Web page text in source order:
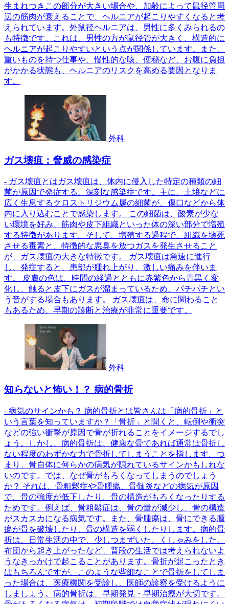
生まれつきこの部分が大きい場合や、加齢によって鼠径管周
辺の筋肉が衰えることで、ヘルニアが起こりやすくなると考
えられています。外鼠径ヘルニアは、男性に多くみられるの
も特徴です。これは、男性の方が鼠径管が大きく、構造的に
ヘルニアが起こりやすいという点が関係しています。また、
重いものを持つ仕事や、慢性的な咳、便秘など、お腹に負担
がかかる状態も、ヘルニアのリスクを高める要因となりま
す。
外科
ガス壊疽：脅威の感染症
- ガス壊疽とはガス壊疽は、体内に侵入した特定の種類の細
菌が原因で発症する、深刻な感染症です。主に、土壌などに
広く生息するクロストリジウム属の細菌が、傷口などから体
内に入り込むことで感染します。 この細菌は、酸素が少な
い環境を好み、筋肉や皮下組織といった体の深い部分で増殖
する特徴があります。そして、増殖する過程で、組織を壊死
させる毒素と、特徴的な悪臭を放つガスを発生させること
が、ガス壊疽の大きな特徴です。 ガス壊疽は急速に進行
し、発症すると、患部が腫れ上がり、激しい痛みを伴いま
す。 皮膚の色は、時間の経過とともに赤紫色から青黒く変
化し、触ると皮下にガスが溜まっているため、パチパチとい
う音がする場合もあります。 ガス壊疽は、命に関わること
もあるため、早期の診断と治療が非常に重要です。
外科
知らないと怖い！？ 病的骨折
- 病気のサインかも？ 病的骨折とは皆さんは「病的骨折」と
いう言葉を知っていますか？「骨折」と聞くと、転倒や衝突
などの強い衝撃が原因で骨が折れることをイメージするでし
ょう。しかし、病的骨折は、健康な骨であれば通常は骨折し
ない程度のわずかな力で骨折してしまうことを指します。つ
まり、骨自体に何らかの病気が隠れているサインかもしれな
いのです。では、なぜ骨がもろくなってしまうのでしょう
か？ それは、骨粗鬆症や骨腫瘍、骨髄炎などの病気が原因
で、骨の強度が低下したり、骨の構造がもろくなったりする
ためです。例えば、骨粗鬆症は、骨の量が減少し、骨の構造
がスカスカになる病気です。また、骨腫瘍は、骨にできる腫
瘍が骨を破壊したり、骨の構造を弱くしたりします。病的骨
折は、日常生活の中で、少しつまずいた、くしゃみをした、
布団から起き上がったなど、普段の生活では考えられないよ
うなきっかけで起こることがあります。骨折が起こったとき
はもちろんですが、このような些細なことで骨折をしてしま
った場合は、医療機関を受診し、医師の診察を受けるように
しましょう。病的骨折は、早期発見・早期治療が大切です。